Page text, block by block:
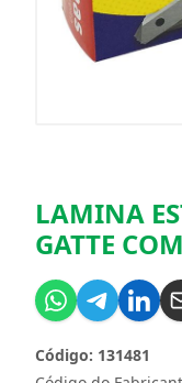
LAMINA
GATTE
Código: 131481